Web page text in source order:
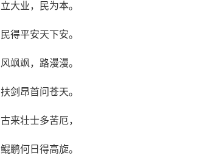
立大业，民为本。
民得平安天下安。
风飒飒，路漫漫。
扶剑昂首问苍天。
古来壮士多苦厄，
鲲鹏何日得高旋。